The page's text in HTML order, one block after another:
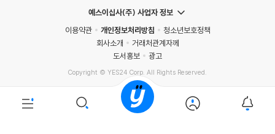
예스이십사(주) 사업자 정보
이용약관
개인정보처리방침
청소년보호정책
회사소개
거래처관계자께
도서홍보
광고
Copyright © YES24 Corp. All Rights Reserved.